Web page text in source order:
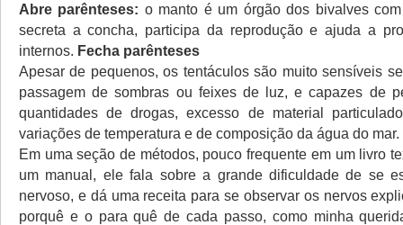
Abre parênteses: o manto é um órgão dos bivalves
secreta a concha, participa da reprodução e ajuda a
internos. Fecha parênteses
Apesar de pequenos, os tentáculos são muito sensíveis
passagem de sombras ou feixes de luz, e capazes de
quantidades de drogas, excesso de material
variações de temperatura e de composição da água do mar.
Em uma seção de métodos, pouco frequente em um livro
um manual, ele fala sobre a grande dificuldade de se
nervoso, e dá uma receita para se observar os nervos
porquê e o para quê de cada passo, como minha